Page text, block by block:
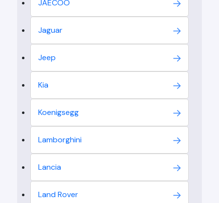
JAECOO
Jaguar
Jeep
Kia
Koenigsegg
Lamborghini
Lancia
Land Rover